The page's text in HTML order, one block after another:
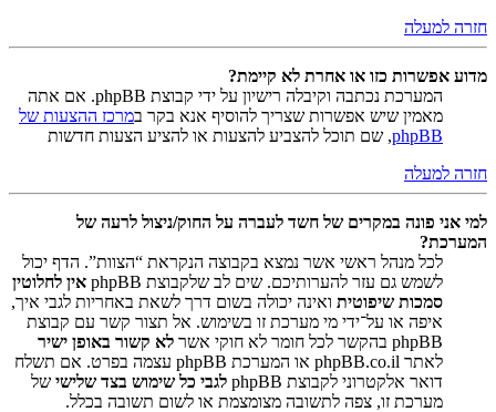
חזרה למעלה
מדוע אפשרות כזו או אחרת לא קיימת?
המערכת נכתבה וקיבלה רישיון על ידי קבוצת phpBB. אם אתה
מאמין שיש אפשרות שצריך להוסיף אנא בקר במרכז ההצעות של
phpBB, שם תוכל להצביע להצעות או להציע הצעות חדשות
חזרה למעלה
למי אני פונה במקרים של חשד לעברה על החוק/ניצול לרעה של
המערכת?
לכל מנהל ראשי אשר נמצא בקבוצה הנקראת “הצוות”. הדף יכול
לשמש גם עזר להערותיכם. שים לב שלקבוצת phpBB
אין לחלוטין
סמכות שיפוטית ואינה יכולה בשום דרך לשאת באחריות לגבי איך,
איפה או על־ידי מי מערכת זו בשימוש. אל תצור קשר עם קבוצת
phpBB בהקשר לכל חומר לא חוקי אשר
לא קשור באופן ישיר
לאתר phpBB.co.il או המערכת phpBB עצמה בפרט. אם תשלח
דואר אלקטרוני לקבוצת phpBB
לגבי כל שימוש בצד שלישי של
מערכת זו, צפה לתשובה מצומצמת או לשום תשובה בכלל.